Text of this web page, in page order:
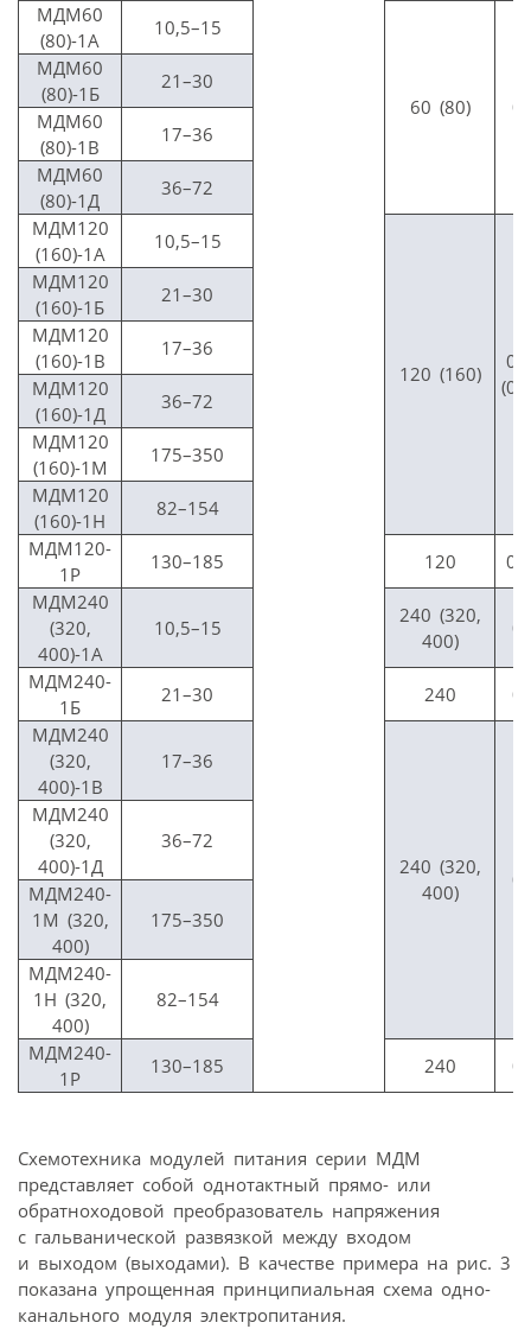
МДМ60
(80)-1А
10,5–15
60 (80)
МДМ60
(80)-1Б
21–30
МДМ60
(80)-1В
17–36
МДМ60
(80)-1Д
36–72
МДМ120
(160)-1А
10,5–15
120 (160)
МДМ120
(160)-1Б
21–30
МДМ120
(160)-1В
17–36
МДМ120
(160)-1Д
36–72
МДМ120
(160)-1М
175–350
МДМ120
(160)-1Н
82–154
МДМ120-
1Р
130–185 120
МДМ240
(320,
400)-1А
10,5–15
240 (320,
400)
МДМ240-
1Б
21–30 240
МДМ240
(320,
400)-1В
17–36
240 (320,
400)
МДМ240
(320,
400)-1Д
36–72
МДМ240-
1М (320,
400)
175–350
МДМ240-
1Н (320,
400)
82–154
МДМ240-
1Р
130–185 240
Схемотехника модулей питания серии МДМ
представляет собой однотактный прямо- или
обратноходовой преобразователь напряжения
с гальванической развязкой между входом
и выходом (выходами). В качестве примера на рис. 3
показана упрощенная принципиальная схема одно-
канального модуля электропитания.